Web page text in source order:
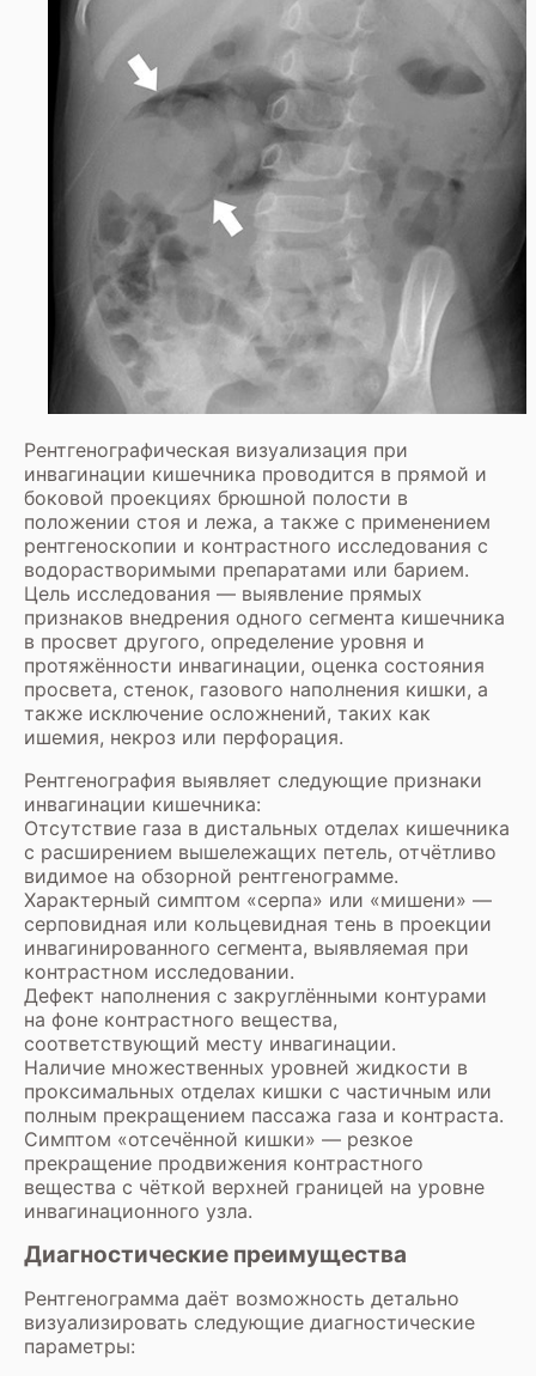
Рентгенографическая визуализация при
инвагинации кишечника проводится в прямой и
боковой проекциях брюшной полости в
положении стоя и лежа, а также с применением
рентгеноскопии и контрастного исследования с
водорастворимыми препаратами или барием.
Цель исследования — выявление прямых
признаков внедрения одного сегмента кишечника
в просвет другого, определение уровня и
протяжённости инвагинации, оценка состояния
просвета, стенок, газового наполнения кишки, а
также исключение осложнений, таких как
ишемия, некроз или перфорация.
Рентгенография выявляет следующие признаки
инвагинации кишечника:
Отсутствие газа в дистальных отделах кишечника
с расширением вышележащих петель, отчётливо
видимое на обзорной рентгенограмме.
Характерный симптом «серпа» или «мишени» —
серповидная или кольцевидная тень в проекции
инвагинированного сегмента, выявляемая при
контрастном исследовании.
Дефект наполнения с закруглёнными контурами
на фоне контрастного вещества,
соответствующий месту инвагинации.
Наличие множественных уровней жидкости в
проксимальных отделах кишки с частичным или
полным прекращением пассажа газа и контраста.
Симптом «отсечённой кишки» — резкое
прекращение продвижения контрастного
вещества с чёткой верхней границей на уровне
инвагинационного узла.
Диагностические преимущества
Рентгенограмма даёт возможность детально
визуализировать следующие диагностические
параметры: